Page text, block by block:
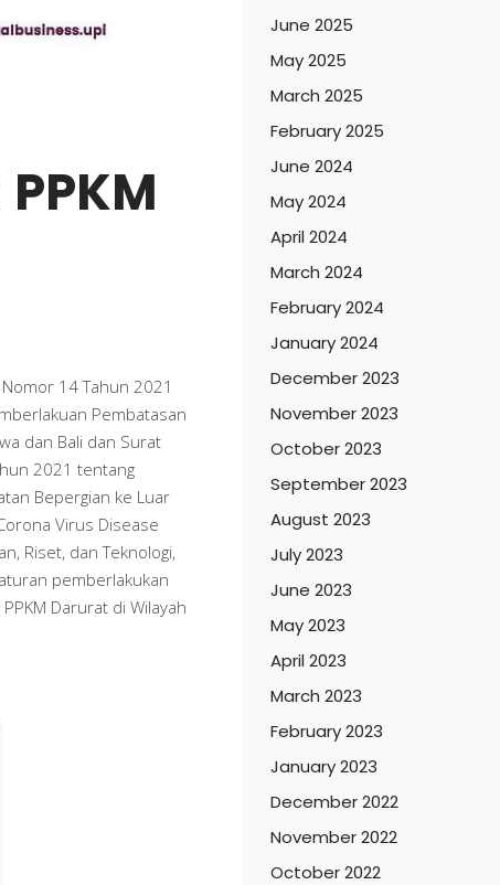
14 Tahun 2021
Pembatasan
dan Bali dan Surat
2021 tentang
Bepergian ke Luar
Virus Disease
Riset, dan Teknologi,
pemberlakukan
Darurat di Wilayah
June 2025
May 2025
March 2025
February 2025
June 2024
May 2024
April 2024
March 2024
February 2024
January 2024
December 2023
November 2023
October 2023
September 2023
August 2023
July 2023
June 2023
May 2023
April 2023
March 2023
February 2023
January 2023
December 2022
November 2022
October 2022